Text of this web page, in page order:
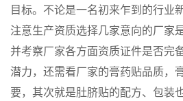
目标。不论是一名初来乍到的行业
注意生产资质选择几家意向的厂家
并考察厂家各方面资质证件是否完
潜力，还需看厂家的膏药贴品质，
要，其次就是肚脐贴的配方、包装